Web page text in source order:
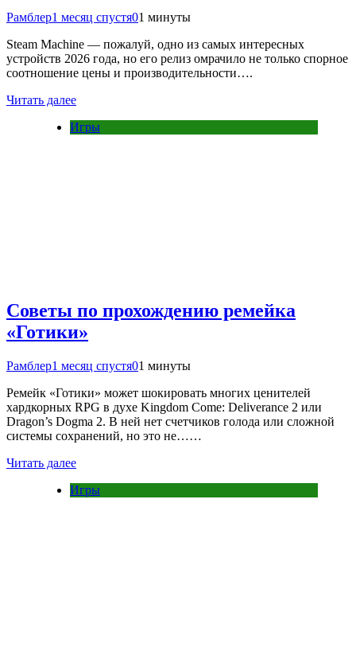
Рамблер1 месяц спустя01 минуты
Steam Machine — пожалуй, одно из самых интересных
устройств 2026 года, но его релиз омрачило не только спорное
соотношение цены и производительности….
Читать далее
Игры
Советы по прохождению ремейка
«Готики»
Рамблер1 месяц спустя01 минуты
Ремейк «Готики» может шокировать многих ценителей
хардкорных RPG в духе Kingdom Come: Deliverance 2 или
Dragon’s Dogma 2. В ней нет счетчиков голода или сложной
системы сохранений, но это не……
Читать далее
Игры